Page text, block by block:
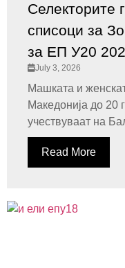
Селекторите
списоци за
за ЕП У20
July 3, 2026
Машката и
Македонија до 20
учествуваат на
Read More